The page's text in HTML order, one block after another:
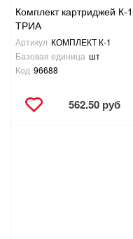
Комплект картриджей
ТРИА
Артикул КОМПЛЕКТ К-1
Базовая единица шт
Код 96688
562.50 руб